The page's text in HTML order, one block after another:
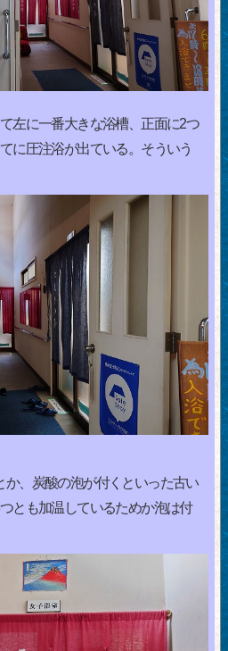
左に一番大きな浴槽、正面に2つ
に圧注浴が出ている。そういう
か、炭酸の泡が付くといった古い
とも加温しているためか泡は付